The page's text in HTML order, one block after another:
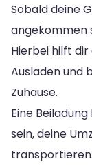
Sobald deine
angekommen
Hierbei hilft
Ausladen und
Zuhause.
Eine
sein, deine